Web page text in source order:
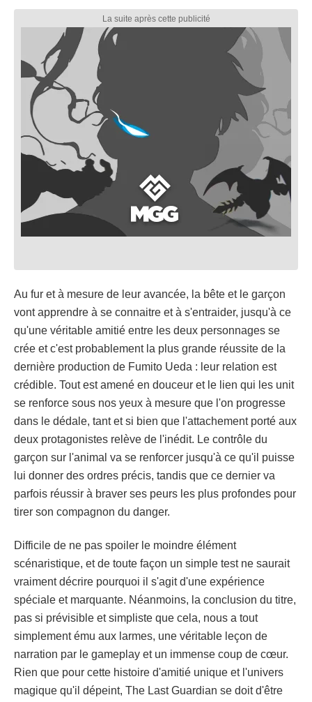
Au fur et à mesure de leur avancée, la bête et le garçon
vont apprendre à se connaitre et à s'entraider, jusqu'à ce
qu'une véritable amitié entre les deux personnages se
crée et c'est probablement la plus grande réussite de la
dernière production de Fumito Ueda : leur relation est
crédible. Tout est amené en douceur et le lien qui les unit
se renforce sous nos yeux à mesure que l'on progresse
dans le dédale, tant et si bien que l'attachement porté aux
deux protagonistes relève de l'inédit. Le contrôle du
garçon sur l'animal va se renforcer jusqu'à ce qu'il puisse
lui donner des ordres précis, tandis que ce dernier va
parfois réussir à braver ses peurs les plus profondes pour
tirer son compagnon du danger.
Difficile de ne pas spoiler le moindre élément
scénaristique, et de toute façon un simple test ne saurait
vraiment décrire pourquoi il s'agit d'une expérience
spéciale et marquante. Néanmoins, la conclusion du titre,
pas si prévisible et simpliste que cela, nous a tout
simplement ému aux larmes, une véritable leçon de
narration par le gameplay et un immense coup de cœur.
Rien que pour cette histoire d'amitié unique et l'univers
magique qu'il dépeint, The Last Guardian se doit d'être